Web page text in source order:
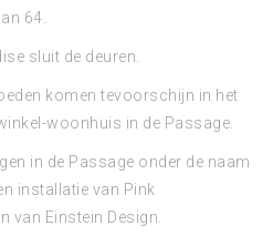
64.
sluit de deuren.
komen tevoorschijn in het
woonhuis in de Passage.
in de Passage onder de naam
installatie van Pink
van Einstein Design.